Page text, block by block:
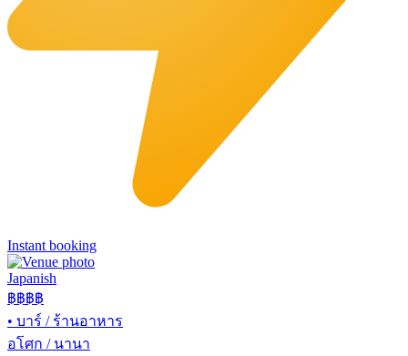
Instant booking
Japanish
฿฿฿฿
• บาร์ / ร้านอาหาร
อโศก / นานา